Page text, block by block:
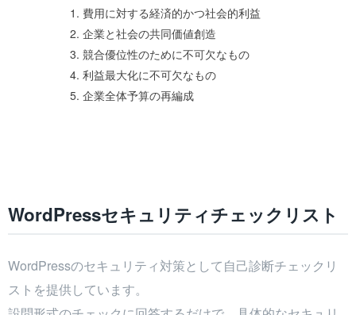
費用に対する経済的かつ社会的利益
企業と社会の共同価値創造
競合優位性のために不可欠なもの
利益最大化に不可欠なもの
企業全体予算の再編成
WordPressセキュリティチェックリスト
WordPressのセキュリティ対策として自己診断チェックリ
ストを提供しています。